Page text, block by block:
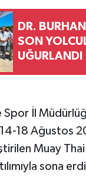
DR.
SON
UĞURLANDI
Spor İl
18 Ağustos
Muay Thai
sona